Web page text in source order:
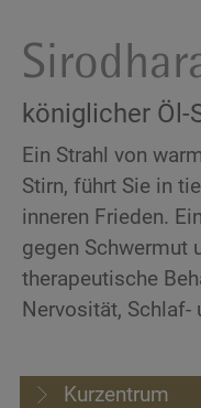
königlicher Öl-
Ein Strahl von
Stirn, führt Sie in
inneren Frieden.
gegen Schwermut
therapeutische
Nervosität, Schlaf-
Kurzentrum